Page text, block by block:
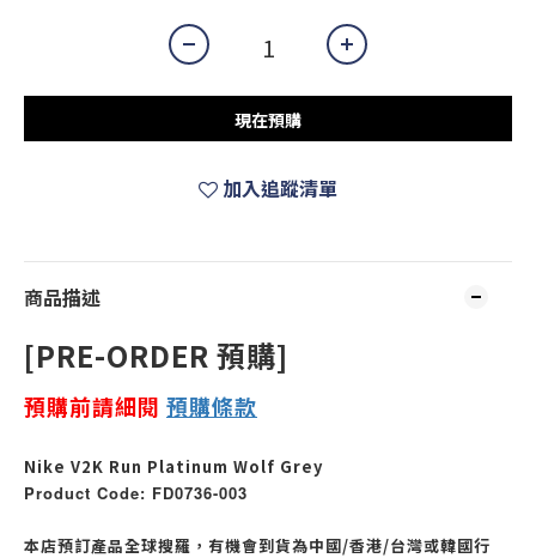
現在預購
加入追蹤清單
商品描述
[PRE-ORDER 預購]
預購前請細閱 預購條款
Nike V2K Run Platinum Wolf Grey
Product Code: FD0736-003
本店預訂產品全球搜羅，有機會到貨為中國/香港/台灣或韓國行